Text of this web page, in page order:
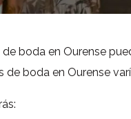
boda en Ourense
boda en Ourense